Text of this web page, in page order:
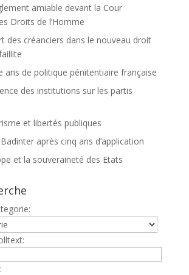
amiable devant la Cour
Droits de l’Homme
des créanciers dans le nouveau droit
ans de politique pénitentiaire française
des institutions sur les partis
et libertés publiques
après cinq ans d’application
et la souveraineté des Etats